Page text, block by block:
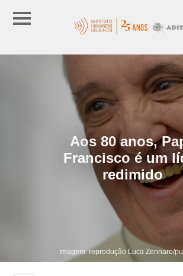
Aos 80 anos,
Francisco é um
redimido
Imagem: reprodução Luca Zennaro/